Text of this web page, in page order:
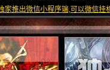
家推出微信小程序端,可以微信挂